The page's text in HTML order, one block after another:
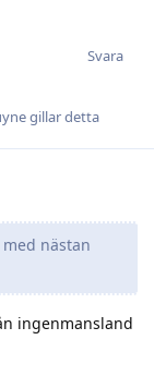
Svara
gillar detta
med nästan
ingenmansland